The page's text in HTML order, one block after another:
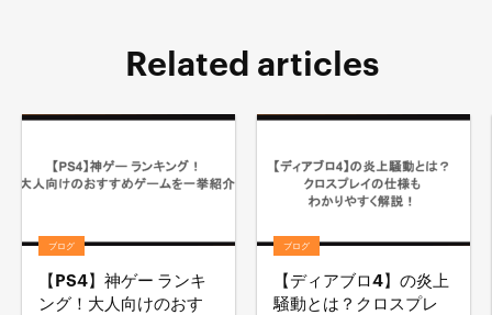
Related articles
ブログ
【PS4】神ゲー ランキ
ング！大人向けのおす
ブログ
【ディアブロ4】の炎上
騒動とは？クロスプレ